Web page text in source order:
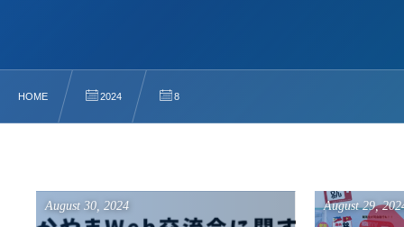
HOME 2024 8
August 30,2024 August 29,